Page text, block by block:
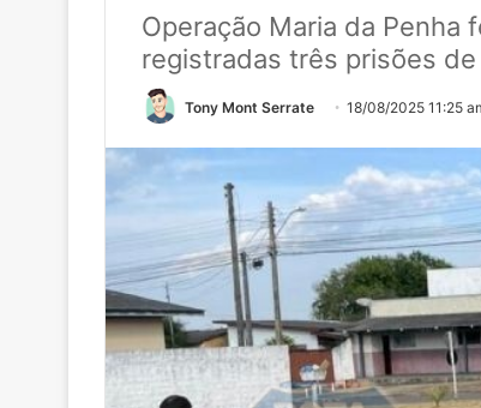
Operação Maria da Penha
registradas três prisões
Tony Mont Serrate 18/08/2025 11:25